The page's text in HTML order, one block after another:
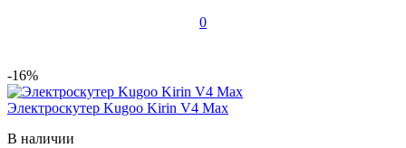
0
-16%
Электроскутер Kugoo Kirin V4 Max
В наличии